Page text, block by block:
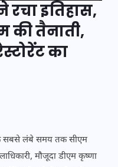
रचा इतिहास,
की तैनाती,
का
सबसे लंबे समय तक सीएम
मौजूदा डीएम कृष्णा